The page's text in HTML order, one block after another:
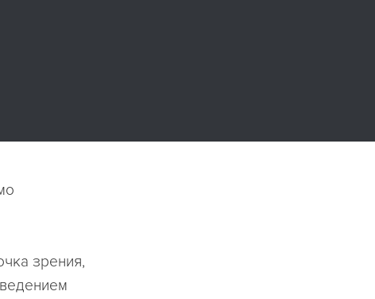
зрения,